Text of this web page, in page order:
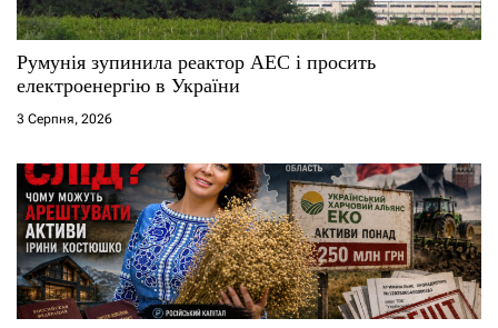
Румунія зупинила реактор АЕС і просить
електроенергію в України
3 Серпня, 2026